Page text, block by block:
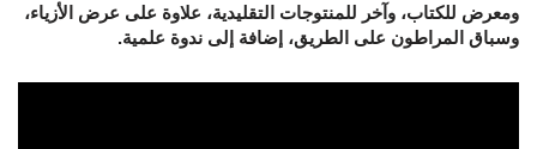
ومعرض للكتاب، وآخر للمنتوجات التقليدية، علاوة على عرض الأزياء،
وسباق المراطون على الطريق، إضافة إلى ندوة علمية.